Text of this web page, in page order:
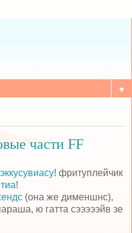
▼
части FF
! фритуплейчик
!
(она же дименшнс),
ю гатта сэээээйв зе